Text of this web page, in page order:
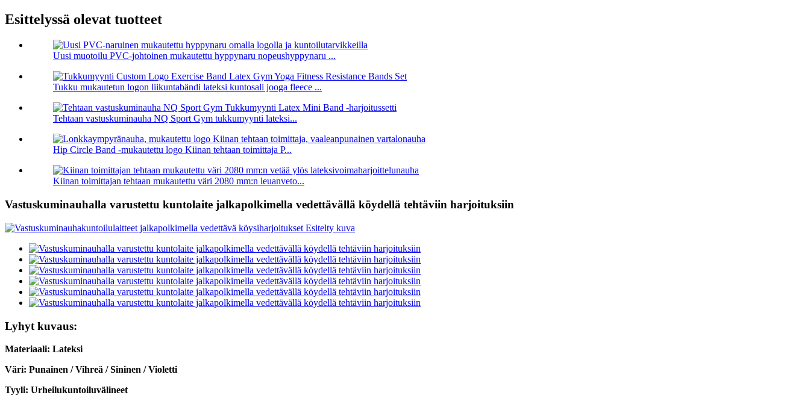
Esittelyssä olevat tuotteet
Uusi muotoilu PVC-johtoinen mukautettu hyppynaru nopeushyppynaru ...
Tukku mukautetun logon liikuntabändi lateksi kuntosali jooga fleece ...
Tehtaan vastuskuminauha NQ Sport Gym tukkumyynti lateksi...
Hip Circle Band -mukautettu logo Kiinan tehtaan toimittaja P...
Kiinan toimittajan tehtaan mukautettu väri 2080 mm:n leuanveto...
Vastuskuminauhalla varustettu kuntolaite jalkapolkimella vedettävällä köydellä tehtäviin harjoituksiin
Lyhyt kuvaus:
Materiaali: Lateksi
Väri: Punainen / Vihreä / Sininen / Violetti
Tyyli: Urheilukuntoiluvälineet